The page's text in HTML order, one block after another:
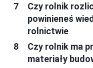
Czy rolnik
powinieneś
rolnictwie
Czy rolnik ma
materiały